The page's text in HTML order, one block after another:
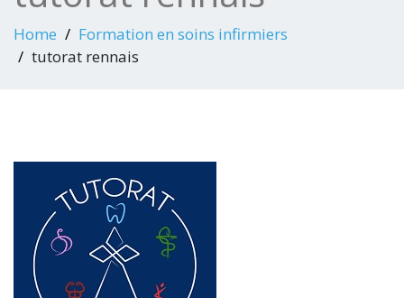
Home
Formation en soins infirmiers
tutorat rennais